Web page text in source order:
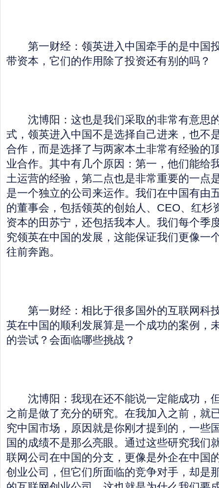
第一财经：领英进入中国牵手的是中国
带资本，它们的作用除了投资还有别的吗？
沈博阳：这也是我们采取的非常有意思
式，领英进入中国不是选择自己进来，也不
合作，而是选择了与两家本土非常有经验的
业合作。其中有几个原因：第一，他们能给
土运营的经验，第二点也是非常重要的一点
是一个独立的公司来运作。我们在中国有由
的董事会，包括领英的创始人、CEO、红杉
资本的田苏宁，还包括我本人。我们每个季
究领英在中国的发展，这能保证我们更像一
往前奔跑。
第一财经：相比于很多国外的互联网科
英在中国的顺利发展算是一个成功的案例，
的尝试？会面临哪些挑战？
沈博阳：我现在还不能说一定能成功，
之前是做了充分的研究。在我加入之前，就
究中国市场，原因就是你刚才提到的，一些
国的成绩不是那么亮眼。通过这些研究我们
联网公司在中国的分支，更像是外企在中国
创业公司，但它们所面临的竞争对手，却是